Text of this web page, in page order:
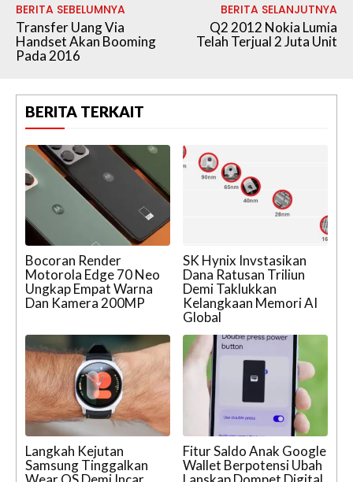
BERITA SEBELUMNYA
Transfer Uang Via
Handset Akan Booming
Pada 2016
BERITA SELANJUTNYA
Q2 2012 Nokia Lumia
Telah Terjual 2 Juta Unit
BERITA TERKAIT
Bocoran Render
Motorola Edge 70 Neo
Ungkap Empat Warna
Dan Kamera 200MP
SK Hynix Invstasikan
Dana Ratusan Triliun
Demi Taklukkan
Kelangkaan Memori AI
Global
Langkah Kejutan
Samsung Tinggalkan
Fitur Saldo Anak Google
Wallet Berpotensi Ubah